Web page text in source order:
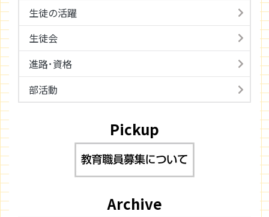
生徒の活躍
生徒会
進路･資格
部活動
Pickup
Archive